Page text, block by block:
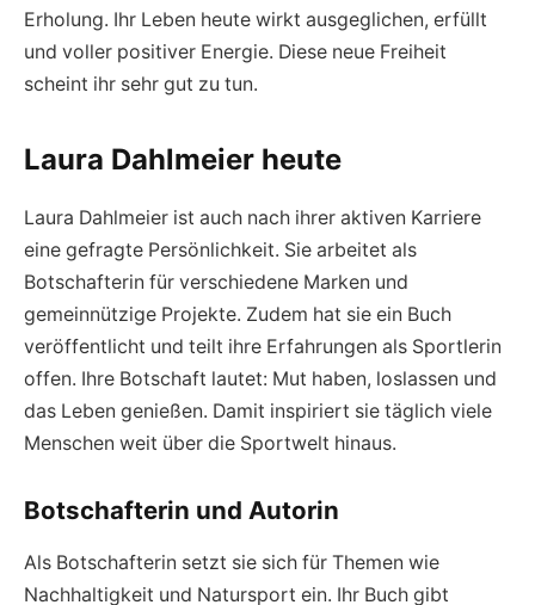
Erholung. Ihr Leben heute wirkt ausgeglichen, erfüllt
und voller positiver Energie. Diese neue Freiheit
scheint ihr sehr gut zu tun.
Laura Dahlmeier heute
Laura Dahlmeier ist auch nach ihrer aktiven Karriere
eine gefragte Persönlichkeit. Sie arbeitet als
Botschafterin für verschiedene Marken und
gemeinnützige Projekte. Zudem hat sie ein Buch
veröffentlicht und teilt ihre Erfahrungen als Sportlerin
offen. Ihre Botschaft lautet: Mut haben, loslassen und
das Leben genießen. Damit inspiriert sie täglich viele
Menschen weit über die Sportwelt hinaus.
Botschafterin und Autorin
Als Botschafterin setzt sie sich für Themen wie
Nachhaltigkeit und Natursport ein. Ihr Buch gibt